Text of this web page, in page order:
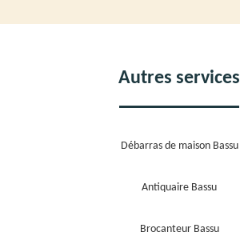
Autres services
Débarras de maison Bassu
Antiquaire Bassu
Brocanteur Bassu